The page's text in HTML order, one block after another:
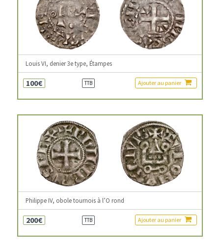
Louis VI, denier 3e type, Étampes
100€ TTB Ajouter au panier
Philippe IV, obole tournois à l’O rond
200€ TTB Ajouter au panier